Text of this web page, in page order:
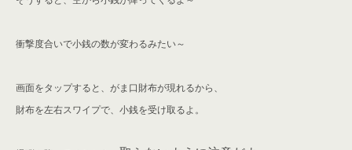
衝撃度合いで小銭の数が変わるみたい～
画面をタップすると、がま口財布が現れるから、
財布を左右スワイプで、小銭を受け取るよ。